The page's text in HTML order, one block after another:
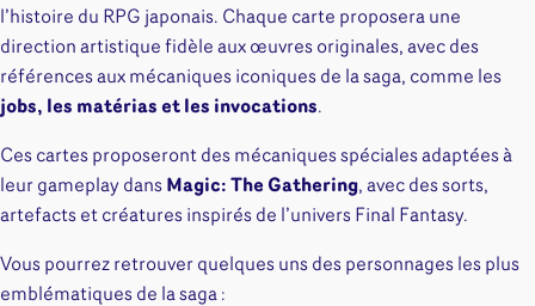
l’histoire du RPG japonais. Chaque carte proposera une
direction artistique fidèle aux œuvres originales, avec des
références aux mécaniques iconiques de la saga, comme les
jobs, les matérias et les invocations.
Ces cartes proposeront des mécaniques spéciales adaptées à
leur gameplay dans Magic: The Gathering, avec des sorts,
artefacts et créatures inspirés de l’univers Final Fantasy.
Vous pourrez retrouver quelques uns des personnages les plus
emblématiques de la saga :